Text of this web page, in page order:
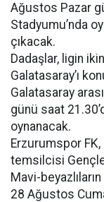
Ağustos Pazar
Stadyumu’nda
çıkacak.
Dadaşlar, ligin
Galatasaray’ı
Galatasaray
günü saat
oynanacak.
Erzurumspor
temsilcisi
Mavi-
28 Ağustos